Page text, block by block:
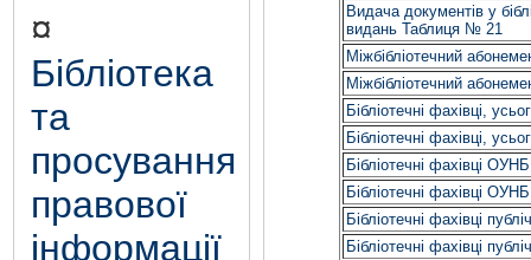
¤
Бібліотека
та
просування
правової
інформації
Видача документів у
видань Таблиця № 21
Міжбібліотечний
Міжбібліотечний
Бібліотечні фахівці,
Бібліотечні фахівці,
Бібліотечні фахівці
Бібліотечні фахівці
Бібліотечні фахівці
Бібліотечні фахівці